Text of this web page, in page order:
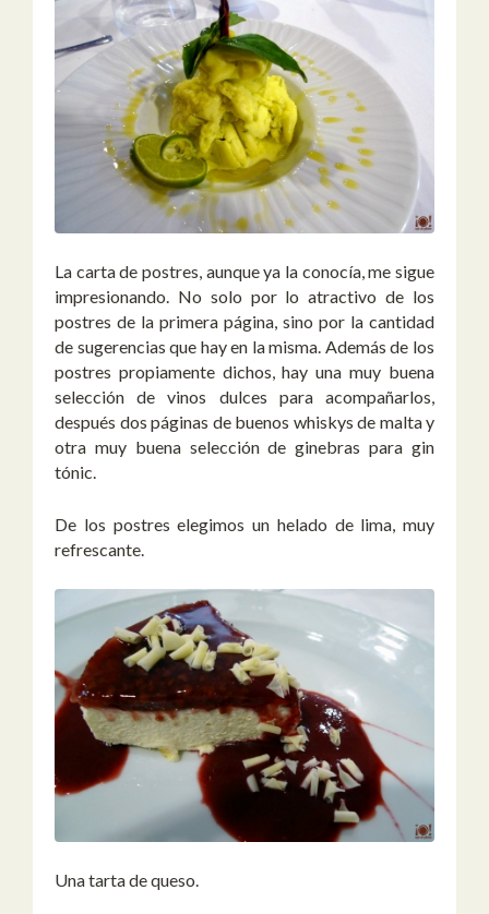
La carta de postres, aunque ya la conocía, me sigue
impresionando. No solo por lo atractivo de los
postres de la primera página, sino por la cantidad
de sugerencias que hay en la misma. Además de los
postres propiamente dichos, hay una muy buena
selección de vinos dulces para acompañarlos,
después dos páginas de buenos whiskys de malta y
otra muy buena selección de ginebras para gin
tónic.
De los postres elegimos un helado de lima, muy
refrescante.
Una tarta de queso.